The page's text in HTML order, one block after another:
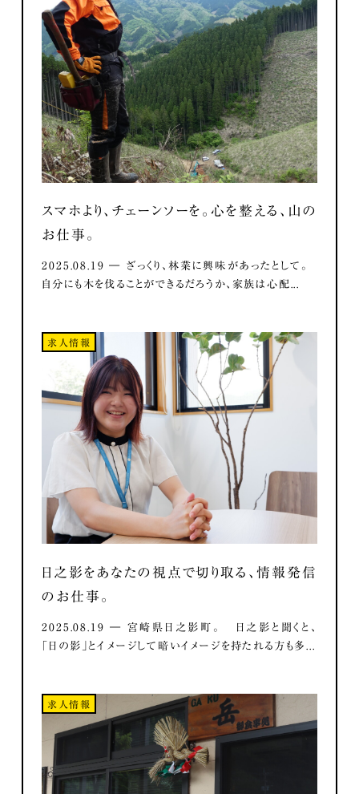
スマホより、チェーンソーを。心を整える、山の
お仕事。
2025.08.19 ― ざっくり、林業に興味があったとして。
自分にも木を伐ることができるだろうか、家族は心配...
求人情報
日之影をあなたの視点で切り取る、情報発信
のお仕事。
2025.08.19 ― 宮崎県日之影町。 日之影と聞くと、
「日の影」とイメージして暗いイメージを持たれる方も多...
求人情報